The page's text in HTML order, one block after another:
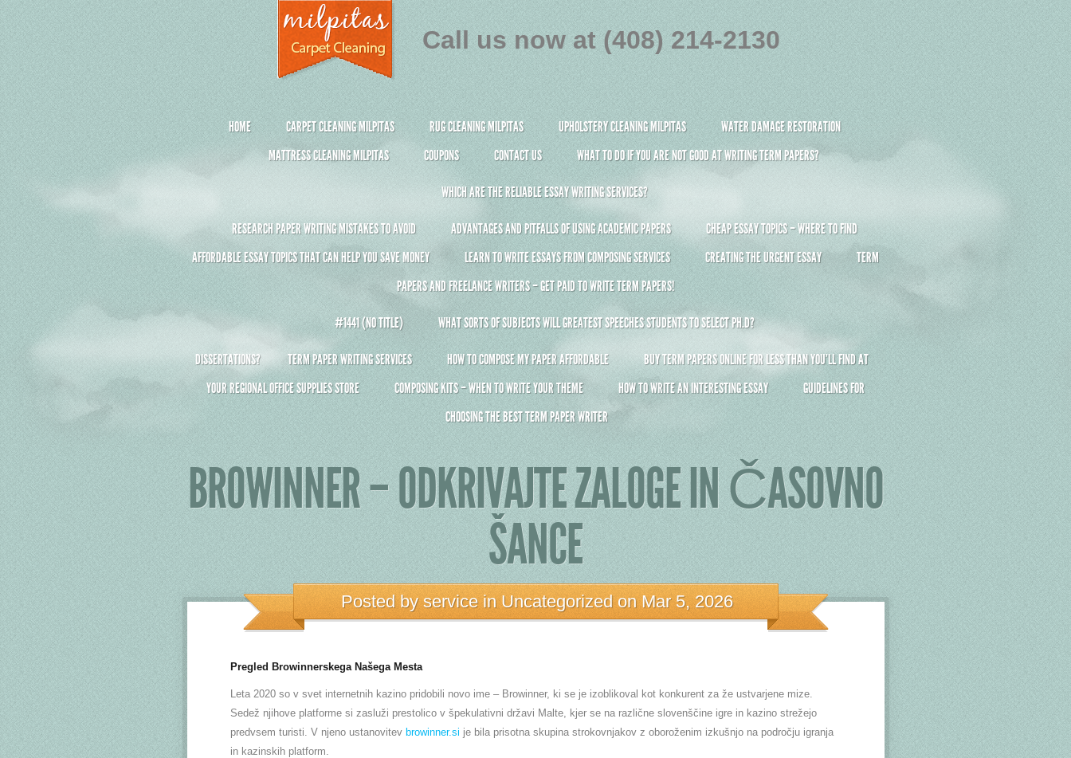
HOME CARPET CLEANING MILPITAS RUG CLEANING MILPITAS UPHOLSTERY CLEANING MILPITAS
WATER DAMAGE RESTORATION
MATTRESS CLEANING MILPITAS
COUPONS CONTACT US WHAT TO DO IF YOU ARE NOT GOOD AT WRITING TERM PAPERS?
WHICH ARE THE RELIABLE ESSAY WRITING SERVICES?
RESEARCH PAPER WRITING MISTAKES TO AVOID ADVANTAGES AND PITFALLS OF USING ACADEMIC PAPERS
CHEAP ESSAY TOPICS – WHERE TO FIND
AFFORDABLE ESSAY TOPICS THAT CAN HELP YOU SAVE MONEY
LEARN TO WRITE ESSAYS FROM COMPOSING SERVICES CREATING THE URGENT ESSAY
TERM
PAPERS AND FREELANCE WRITERS – GET PAID TO WRITE TERM PAPERS!
#1441 (NO TITLE) WHAT SORTS OF SUBJECTS WILL GREATEST SPEECHES STUDENTS TO SELECT PH.D?
DISSERTATIONS? TERM PAPER WRITING SERVICES HOW TO COMPOSE MY PAPER AFFORDABLE
BUY TERM PAPERS ONLINE FOR LESS THAN YOU’LL FIND AT
YOUR REGIONAL OFFICE SUPPLIES STORE
COMPOSING KITS – WHEN TO WRITE YOUR THEME HOW TO WRITE AN INTERESTING ESSAY
GUIDELINES FOR
CHOOSING THE BEST TERM PAPER WRITER
Call us now at (408) 214-2130
BROWINNER – ODKRIVAJTE ZALOGE IN ČASOVNO
ŠANCE
Posted by serviceinUncategorizedon Mar 5, 2026
Pregled Browinnerskega Našega Mesta
Leta 2020 so v svet internetnih kazino pridobili novo ime – Browinner, ki se je izoblikoval kot konkurent za že ustvarjene mize.
Sedež njihove platforme si zasluži prestolico v špekulativni državi Malte, kjer se na različne slovenščine igre in kazino strežejo
predvsem turisti. V njeno ustanovitev browinner.si je bila prisotna skupina strokovnjakov z oboroženim izkušnjo na področju igranja
in kazinskih platform.